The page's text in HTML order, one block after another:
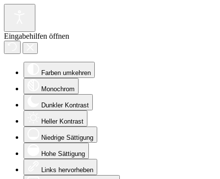
Eingabehilfen öffnen
Farben umkehren
Monochrom
Dunkler Kontrast
Heller Kontrast
Niedrige Sättigung
Hohe Sättigung
Links hervorheben